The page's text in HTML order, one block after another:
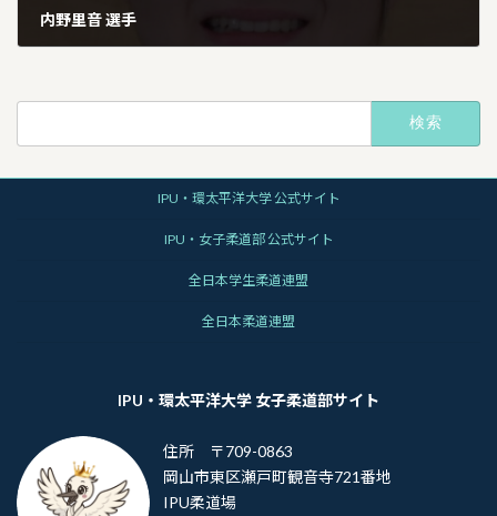
内野里音 選手
IPU・環太平洋大学 公式サイト
IPU・女子柔道部 公式サイト
全日本学生柔道連盟
全日本柔道連盟
IPU・環太平洋大学 女子柔道部サイト
住所 〒709-0863
岡山市東区瀬戸町観音寺721番地
IPU柔道場